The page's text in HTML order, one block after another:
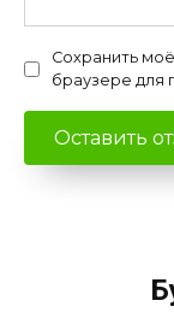
Сохранить
браузере для